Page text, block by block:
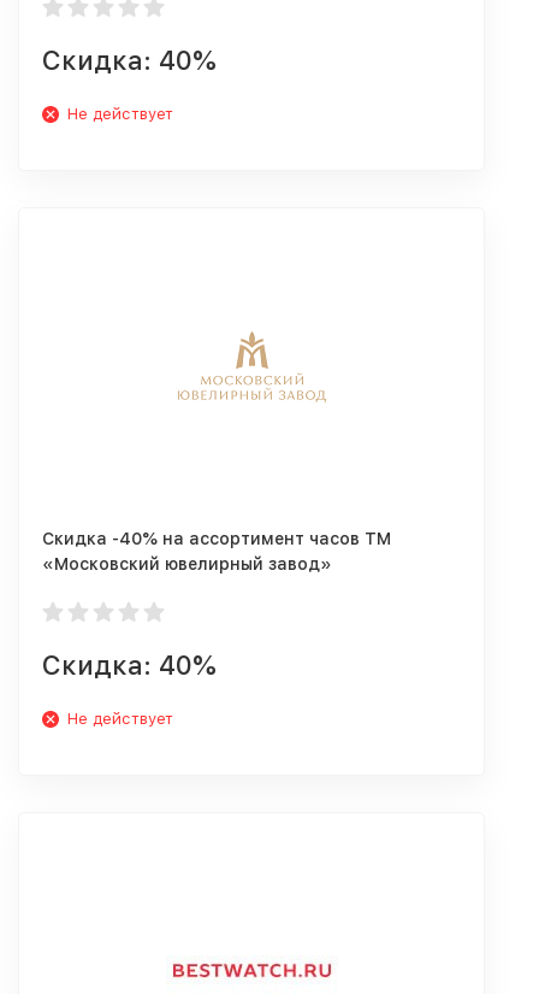
Скидка: 40%
Не действует
Скидка -40% на ассортимент часов ТМ
«Московский ювелирный завод»
Скидка: 40%
Не действует